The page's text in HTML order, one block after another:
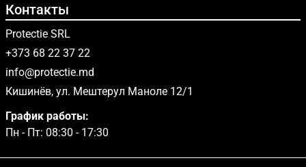
Контакты
Protectie SRL
+373 68 22 37 22
info@protectie.md
Кишинёв, ул. Мештерул Маноле 12/1
График работы:
Пн - Пт: 08:30 - 17:30